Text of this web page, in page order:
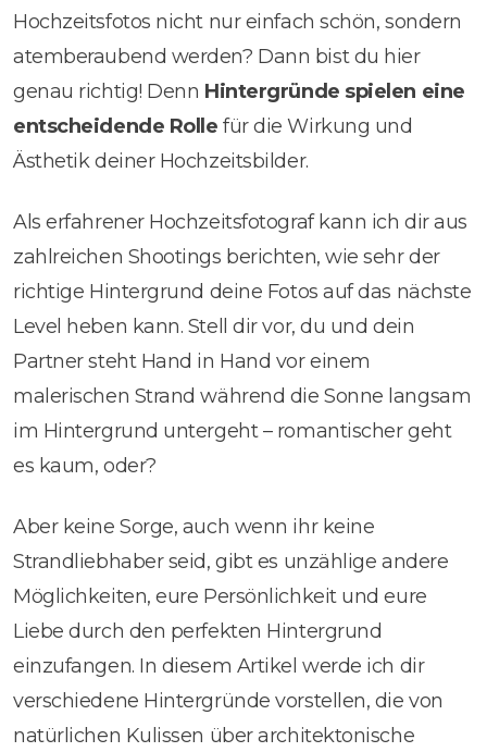
Hochzeitsfotos nicht nur einfach schön, sondern
atemberaubend werden? Dann bist du hier
genau richtig! Denn Hintergründe spielen eine
entscheidende Rolle für die Wirkung und
Ästhetik deiner Hochzeitsbilder.
Als erfahrener Hochzeitsfotograf kann ich dir aus
zahlreichen Shootings berichten, wie sehr der
richtige Hintergrund deine Fotos auf das nächste
Level heben kann. Stell dir vor, du und dein
Partner steht Hand in Hand vor einem
malerischen Strand während die Sonne langsam
im Hintergrund untergeht – romantischer geht
es kaum, oder?
Aber keine Sorge, auch wenn ihr keine
Strandliebhaber seid, gibt es unzählige andere
Möglichkeiten, eure Persönlichkeit und eure
Liebe durch den perfekten Hintergrund
einzufangen. In diesem Artikel werde ich dir
verschiedene Hintergründe vorstellen, die von
natürlichen Kulissen über architektonische